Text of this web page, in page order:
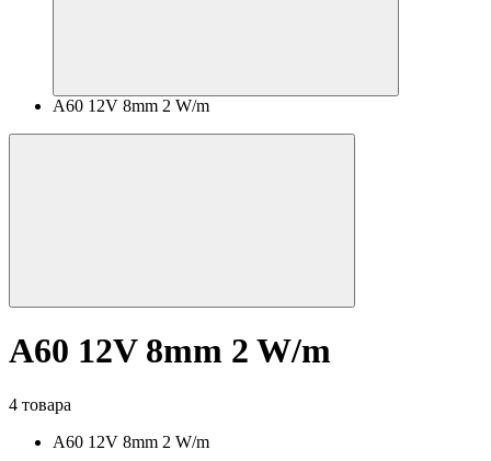
A60 12V 8mm 2 W/m
A60 12V 8mm 2 W/m
4 товара
A60 12V 8mm 2 W/m